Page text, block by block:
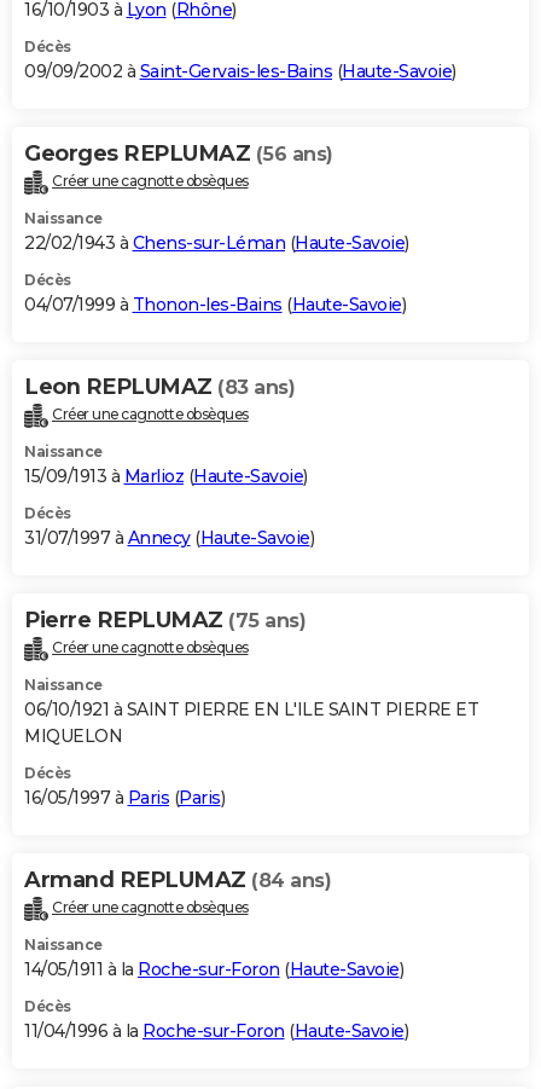
16/10/1903 à Lyon (Rhône)
Décès
09/09/2002 à Saint-Gervais-les-Bains (Haute-Savoie)
Georges REPLUMAZ (56 ans)
Créer une cagnotte obsèques
Naissance
22/02/1943 à Chens-sur-Léman (Haute-Savoie)
Décès
04/07/1999 à Thonon-les-Bains (Haute-Savoie)
Leon REPLUMAZ (83 ans)
Créer une cagnotte obsèques
Naissance
15/09/1913 à Marlioz (Haute-Savoie)
Décès
31/07/1997 à Annecy(Haute-Savoie)
Pierre REPLUMAZ (75 ans)
Créer une cagnotte obsèques
Naissance
06/10/1921 à SAINT PIERRE EN L'ILE SAINT PIERRE ET
MIQUELON
Décès
16/05/1997 à Paris (Paris)
Armand REPLUMAZ (84 ans)
Créer une cagnotte obsèques
Naissance
14/05/1911 à la Roche-sur-Foron (Haute-Savoie)
Décès
11/04/1996 à la Roche-sur-Foron (Haute-Savoie)